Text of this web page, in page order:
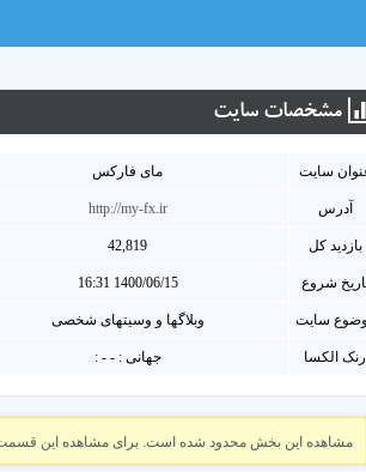
مشخصات سايت
سايت مای فارکس
آدرس http://my-fx.ir
بازدید کل 42,819
شروع 1400/06/15 16:31
سایت وبلاگها و وسیتهای شخصی
رنک الکسا جهانی : - - :
مشاهده این بخش محدود شده است. برای مشاهده این قسمت